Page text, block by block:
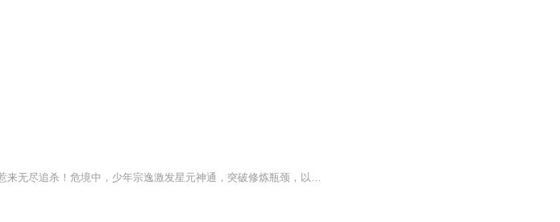
【内容简介】猎捕灵兽，却意外窥见公主沐浴，惹来无尽追杀！危境中，少年宗逸激发星元神通，突破修炼瓶颈，以天才资质修炼九玄大法！逆天而行，威凌天下，凭借自身的天赋与奇遇，最终踏上无极巅峰。【作者/主播简介】作者：灵山岛主，网络小说作家，代表作...